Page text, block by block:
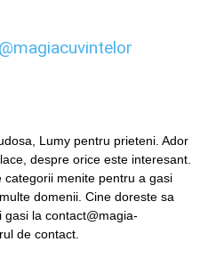
@magiacuvintelor
Lumy pentru prieteni. Ador
despre orice este interesant.
categorii menite pentru a gasi
domenii. Cine doreste sa
la contact@magia-
de contact.